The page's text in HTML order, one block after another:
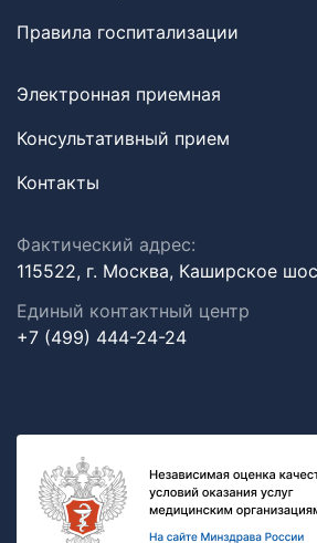
Правила госпитализации
Электронная приемная
Консультативный прием
Контакты
Фактический адрес:
115522, г. Москва, Каширское
Единый контактный центр
+7 (499) 444-24-24